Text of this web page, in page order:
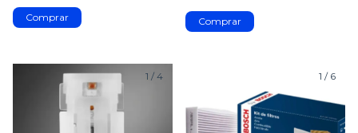
1 / 4 1 / 6